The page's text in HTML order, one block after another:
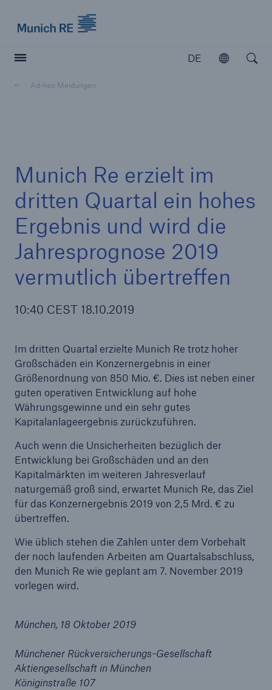
DE
Öffnen
Ad-hoc Meldungen
Munich Re erzielt im
dritten Quartal ein hohes
Ergebnis und wird die
Jahresprognose 2019
vermutlich übertreffen
10:40 CEST 18.10.2019
Im dritten Quartal erzielte Munich Re trotz hoher
Großschäden ein Konzernergebnis in einer
Größenordnung von 850 Mio. €. Dies ist neben einer
guten operativen Entwicklung auf hohe
Währungsgewinne und ein sehr gutes
Kapitalanlageergebnis zurückzuführen.
Auch wenn die Unsicherheiten bezüglich der
Entwicklung bei Großschäden und an den
Kapitalmärkten im weiteren Jahresverlauf
naturgemäß groß sind, erwartet Munich Re, das Ziel
für das Konzernergebnis 2019 von 2,5 Mrd. € zu
übertreffen.
Wie üblich stehen die Zahlen unter dem Vorbehalt
der noch laufenden Arbeiten am Quartalsabschluss,
den Munich Re wie geplant am 7. November 2019
vorlegen wird.
München, 18 Oktober 2019
Münchener Rückversicherungs-Gesellschaft
Aktiengesellschaft in München
Königinstraße 107
Our expert perspective for insurance
Reinsurance Property/Casualty
Marine Trend Radar 2025
Naturkatastrophen